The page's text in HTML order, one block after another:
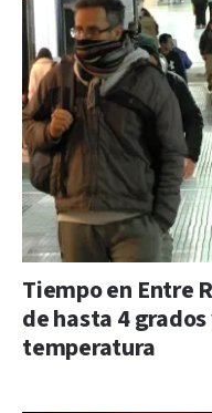
Tiempo en Entre
de hasta 4
temperatura